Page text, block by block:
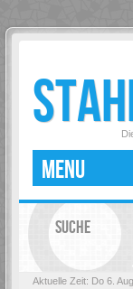
MENU
SUCHE
Aktuelle Zeit: Do 6.